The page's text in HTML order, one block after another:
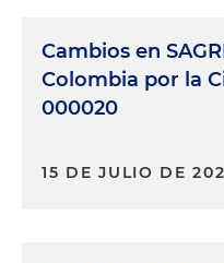
Cambios en
Colombia por la
000020
15 DE JULIO DE